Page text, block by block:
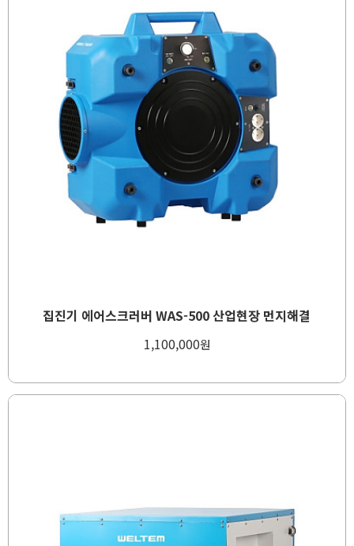
집진기 에어스크러버 WAS-500 산업현장 먼지해결
1,100,000원